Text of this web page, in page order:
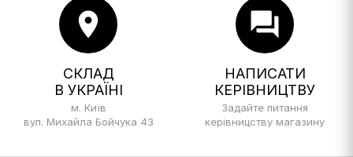
location_on
СКЛАД
В УКРАЇНІ
м. Київ
вул. Михайла Бойчука 43
forum
НАПИСАТИ
КЕРІВНИЦТВУ
Задайте питання
керівницству магазину